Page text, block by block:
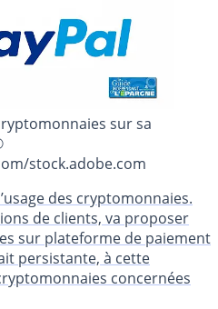
sur sa
stock.adobe.com
des cryptomonnaies.
de clients, va proposer
sur plateforme de paiement
persistante, à cette
concernées